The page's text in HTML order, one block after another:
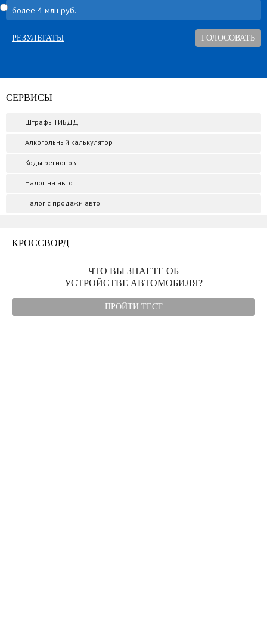
более 4 млн руб.
РЕЗУЛЬТАТЫ
СЕРВИСЫ
Штрафы ГИБДД
Алкогольный калькулятор
Коды регионов
Налог на авто
Налог с продажи авто
КРОССВОРД
ЧТО ВЫ ЗНАЕТЕ ОБ
УСТРОЙСТВЕ АВТОМОБИЛЯ?
ПРОЙТИ ТЕСТ